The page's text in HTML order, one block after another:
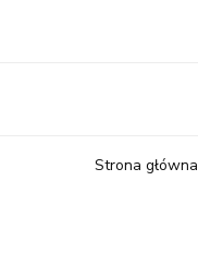
Strona główna